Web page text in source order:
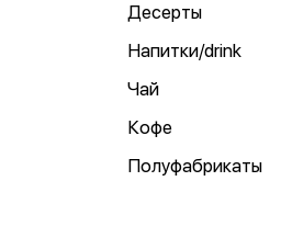
Десерты
Напитки/drink
Чай
Кофе
Полуфабрикаты